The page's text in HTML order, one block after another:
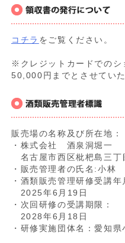
コチラ をご覧ください。
※クレジットカードでのシ
50,000円までとさせていた
販売場の名称及び所在地：
・株式会社 酒泉洞堀一
名古屋市西区枇杷島三丁
・販売管理者の氏名:小林
・酒類販売管理研修受講年
2025年6月19日
・次回研修の受講期限：
2028年6月18日
・研修実施団体名：愛知